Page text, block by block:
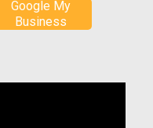
Google My
Business